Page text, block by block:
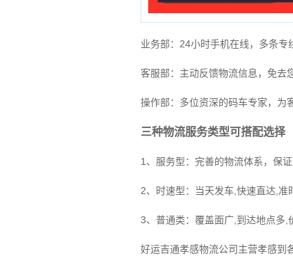
业务部：24小时手机在线，多条专
客服部：主动反馈物流信息，免去
操作部：多位资深的码车专家，为
三种物流服务类型可搭配选择
1、服务型：完善的物流体系，保
2、时速型：当天发车,快速直达,准
3、普通类：覆盖面广,到达地点多,
好运吉通孝感物流公司主营孝感到